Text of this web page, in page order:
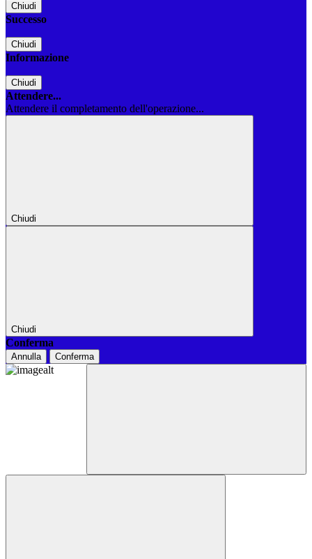
Chiudi
Successo
Chiudi
Informazione
Chiudi
Attendere...
Attendere il completamento dell'operazione...
Chiudi
Chiudi
Conferma
Annulla Conferma